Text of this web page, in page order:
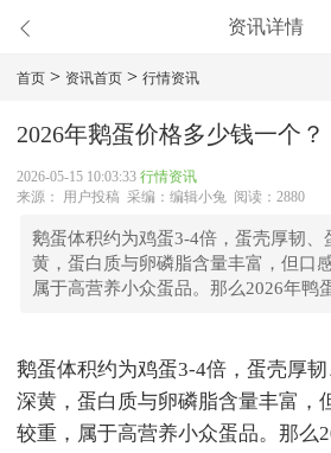
资讯详情
首页 > 资讯首页 > 行情资讯
2026年鹅蛋价格多少钱一个？
2026-05-15 10:03:33 行情资讯
来源： 用户投稿 采编：编辑小兔 阅读：2880
鹅蛋体积约为鸡蛋3-4倍，蛋壳厚韧、
黄，蛋白质与卵磷脂含量丰富，但口
属于高营养小众蛋品。那么2026年鸭
鹅蛋体积约为鸡蛋3-4倍，蛋壳厚
深黄，蛋白质与卵磷脂含量丰富，
较重，属于高营养小众蛋品。那么